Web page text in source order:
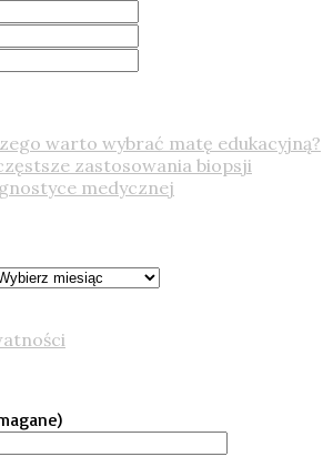
warto wybrać matę edukacyjną?
zastosowania biopsji
medycznej